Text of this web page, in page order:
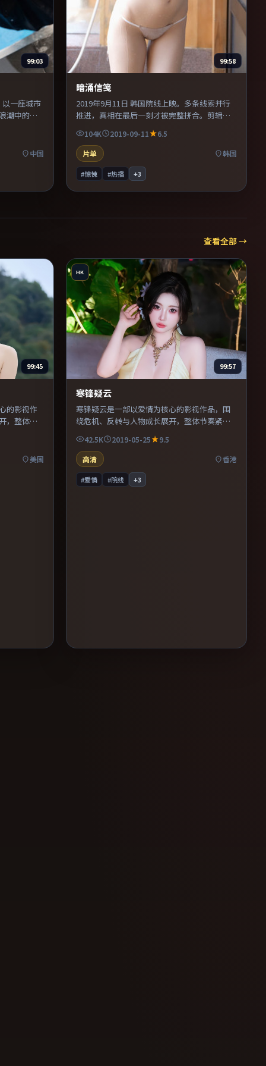
99:03
以一座城市
潮中的抉
中国
99:58
暗涌信笺
2019年9月11日 韩国院线上映。多条线索并行
推进，真相在最后一刻才被完整拼合。剪辑利
落，信息密度高，适合喜欢烧脑与推理的观
众。既有类型片爽感，也保留作者表达，口碑
潜力不俗。
104K 2019-09-11
6.5
片单
韩国
#惊悚 #热播 +3
查看全部 →
99:45
的影视作
，整体节
美国
HK
99:57
寒锋疑云
寒锋疑云是一部以爱情为核心的影视作品，围
绕危机、反转与人物成长展开，整体节奏紧
凑，值得推荐观看。
42.5K 2019-05-25
9.5
高清
香港
#爱情 #院线 +3